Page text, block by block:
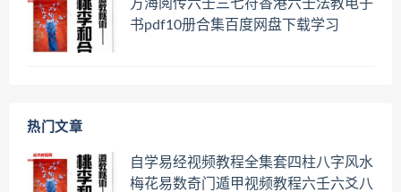
方海阅传六壬三七符香港六壬法教电子
书pdf10册合集百度网盘下载学习
热门文章
自学易经视频教程全集套四柱八字风水
梅花易数奇门遁甲视频教程六壬六爻八